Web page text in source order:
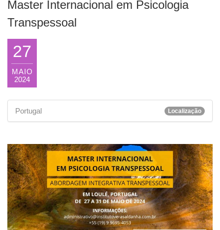
Master Internacional em Psicologia
Transpessoal
27
MAIO
2024
Portugal Localização